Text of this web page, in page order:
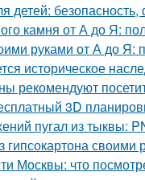
детей:
камня от А до Я:
руками от А до Я:
историческое
рекомендуют
3D
пугал из тыквы:
гипсокартона
Москвы: что